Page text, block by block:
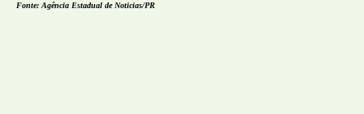
Fonte: Agência Estadual de Noticias/PR